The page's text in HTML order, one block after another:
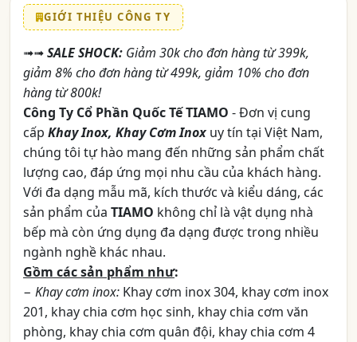
GIỚI THIỆU CÔNG TY
➟➟SALE SHOCK: Giảm 30k cho đơn hàng từ 399k,
giảm 8% cho đơn hàng từ 499k, giảm 10% cho đơn
hàng từ 800k!
Công Ty Cổ Phần Quốc Tế TIAMO - Đơn vị cung
cấp Khay Inox, Khay Cơm Inox uy tín tại Việt Nam,
chúng tôi tự hào mang đến những sản phẩm chất
lượng cao, đáp ứng mọi nhu cầu của khách hàng.
Với đa dạng mẫu mã, kích thước và kiểu dáng, các
sản phẩm của TIAMO không chỉ là vật dụng nhà
bếp mà còn ứng dụng đa dạng được trong nhiều
ngành nghề khác nhau.
Gồm các sản phẩm như:
− Khay cơm inox: Khay cơm inox 304, khay cơm inox
201, khay chia cơm học sinh, khay chia cơm văn
phòng, khay chia cơm quân đội, khay chia cơm 4